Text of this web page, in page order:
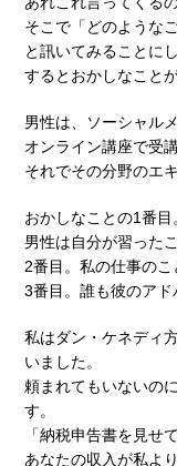
そこで「どのような
と訊いてみることに
するとおかしなこと
男性は、ソーシャル
オンライン講座で受
それでその分野のエ
おかしなことの1番目
男性は自分が習った
2番目。私の仕事のこ
3番目。誰も彼のアド
私はダン・ケネディ
いました。
頼まれてもいないの
す。
「納税申告書を見せ
あなたの収入が私よ